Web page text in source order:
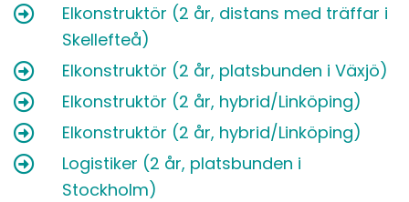
Elkonstruktör (2 år, distans med träffar i
Skellefteå)
Elkonstruktör (2 år, platsbunden i Växjö)
Elkonstruktör (2 år, hybrid/Linköping)
Elkonstruktör (2 år, hybrid/Linköping)
Logistiker (2 år, platsbunden i
Stockholm)